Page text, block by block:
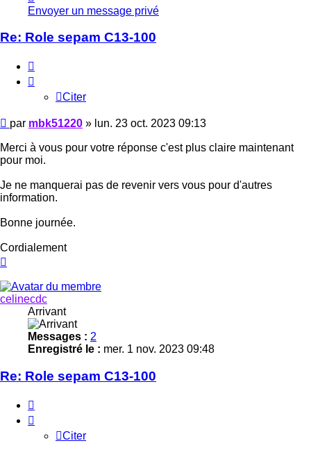
mbk51220
Envoyer un message privé
Re: Role sepam C13-100
Citer
Message
par mbk51220 » lun. 23 oct. 2023 09:13
Merci à vous pour votre réponse c'est plus claire maintenant
pour moi.
Je ne manquerai pas de revenir vers vous pour d'autres
information.
Bonne journée.
Cordialement
celinecdc
Arrivant
Messages : 2
Enregistré le : mer. 1 nov. 2023 09:48
Re: Role sepam C13-100
Citer